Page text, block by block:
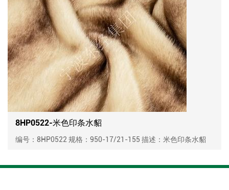
8HP0522-米色印条水貂
编号：8HP0522 规格：950-17/21-155 描述：米色印条水貂